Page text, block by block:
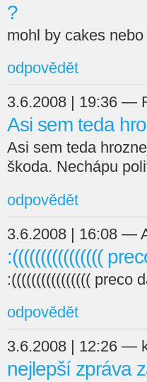
?
mohl by cakes
odpovědět
3.6.2008 | 19:36 —
Asi sem teda
Asi sem teda
škoda. Nechápu
odpovědět
3.6.2008 | 16:08 —
:((((((((((((((((
:(((((((((((((((( preco
odpovědět
3.6.2008 | 12:26 —
nejlepší zpráva